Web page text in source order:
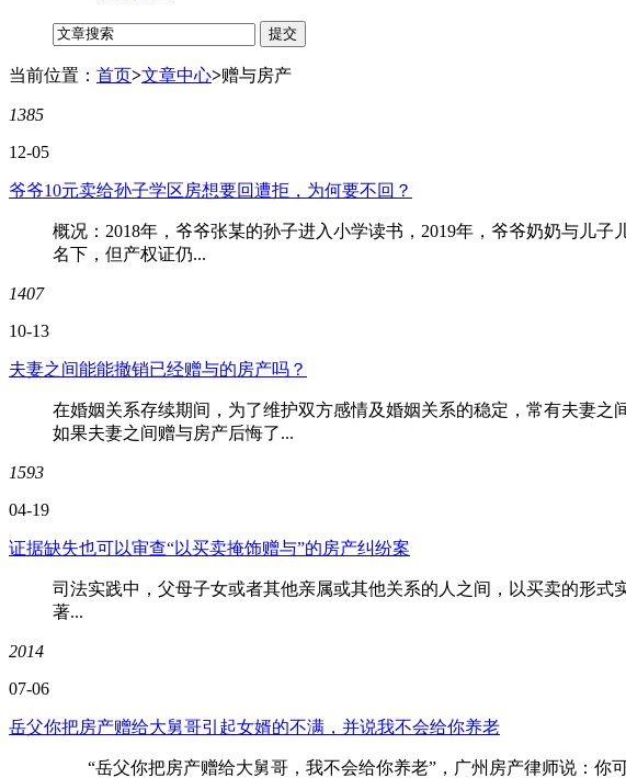
当前位置： 首页>文章中心>赠与房产
1385
12-05
爷爷10元卖给孙子学区房想要回遭拒，为何要不回？
概况：2018年，爷爷张某的孙子进入小学读书，2019年，爷爷奶奶与儿
名下，但产权证仍...
1407
10-13
夫妻之间能能撤销已经赠与的房产吗？
在婚姻关系存续期间，为了维护双方感情及婚姻关系的稳定，常有夫妻
如果夫妻之间赠与房产后悔了...
1593
04-19
证据缺失也可以审查“以买卖掩饰赠与”的房产纠纷案
司法实践中，父母子女或者其他亲属或其他关系的人之间，以买卖的形
著...
2014
07-06
岳父你把房产赠给大舅哥引起女婿的不满，并说我不会给你养老
“岳父你把房产赠给大舅哥，我不会给你养老”，广州房产律师说：